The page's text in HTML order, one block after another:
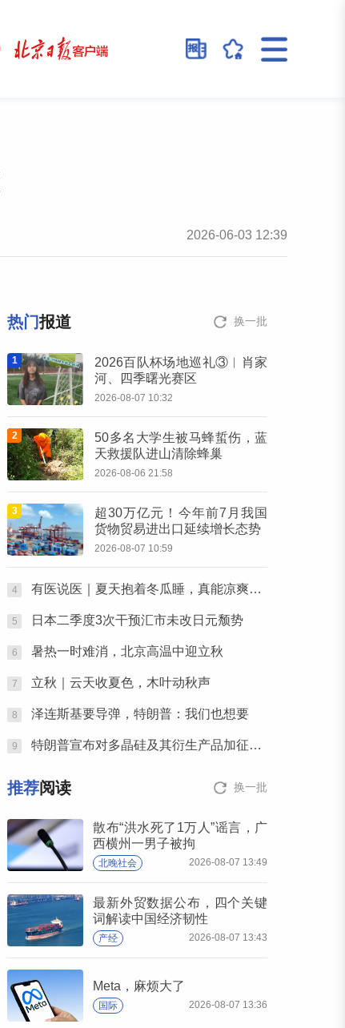
2026-06-03 12:39
热门报道 换一批
1
2026百队杯场地巡礼③︱肖家
河、四季曙光赛区
2026-08-07 10:32
2
50多名大学生被马蜂蜇伤，蓝
天救援队进山清除蜂巢
2026-08-06 21:58
3
超30万亿元！今年前7月我国
货物贸易进出口延续增长态势
2026-08-07 10:59
4 有医说医｜夏天抱着冬瓜睡，真能凉爽入眠吗？医生提醒：4类人群不建议尝试
5 日本二季度3次干预汇市未改日元颓势
6 暑热一时难消，北京高温中迎立秋
7 立秋｜云天收夏色，木叶动秋声
8 泽连斯基要导弹，特朗普：我们也想要
9 特朗普宣布对多晶硅及其衍生产品加征关税
推荐阅读 换一批
散布“洪水死了1万人”谣言，广
西横州一男子被拘
北晚社会 2026-08-07 13:49
最新外贸数据公布，四个关键
词解读中国经济韧性
产经 2026-08-07 13:43
Meta，麻烦大了
国际 2026-08-07 13:36